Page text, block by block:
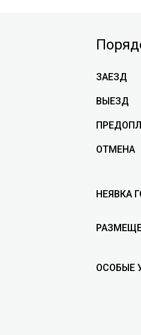
ЗАЕЗД
ВЫЕЗД
ОТМЕНА
НЕЯВКА
ОСОБЫЕ